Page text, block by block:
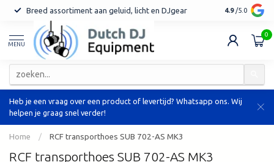
Breed assortiment aan geluid, licht en DJgear Tot 7 jaar
4.9 /5.0
MENU
0
Heb je een vraag over een product of levertijd? Whatsapp ons. Wij
helpen je graag snel verder!
Home / RCF transporthoes SUB 702-AS MK3
RCF transporthoes SUB 702-AS MK3